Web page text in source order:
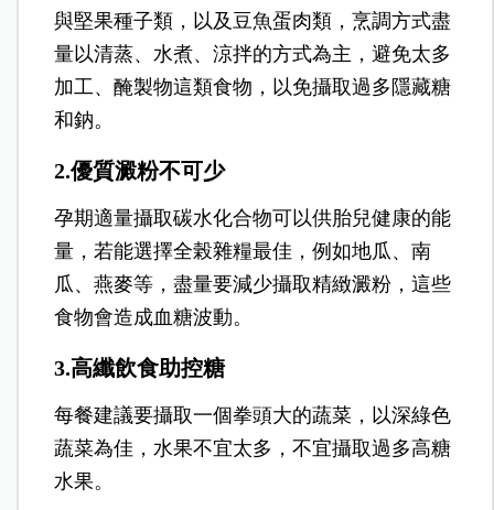
與堅果種子類，以及豆魚蛋肉類，烹調方式盡
量以清蒸、水煮、涼拌的方式為主，避免太多
加工、醃製物這類食物，以免攝取過多隱藏糖
和鈉。
2.優質澱粉不可少
孕期適量攝取碳水化合物可以供胎兒健康的能
量，若能選擇全榖雜糧最佳，例如地瓜、南
瓜、燕麥等，盡量要減少攝取精緻澱粉，這些
食物會造成血糖波動。
3.高纖飲食助控糖
每餐建議要攝取一個拳頭大的蔬菜，以深綠色
蔬菜為佳，水果不宜太多，不宜攝取過多高糖
水果。